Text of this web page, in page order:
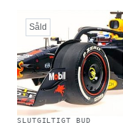
Såld
SLUTGILTIGT BUD